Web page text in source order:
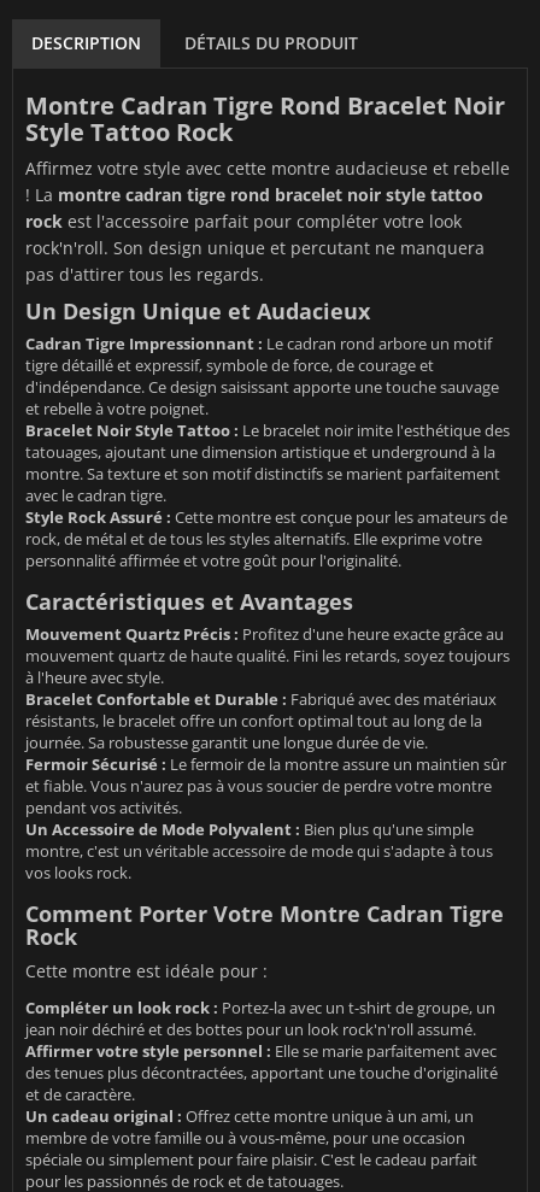
DESCRIPTION DÉTAILS DU PRODUIT
Montre Cadran Tigre Rond Bracelet Noir
Style Tattoo Rock
Affirmez votre style avec cette montre audacieuse et rebelle
! La montre cadran tigre rond bracelet noir style tattoo
rock est l'accessoire parfait pour compléter votre look
rock'n'roll. Son design unique et percutant ne manquera
pas d'attirer tous les regards.
Un Design Unique et Audacieux
Cadran Tigre Impressionnant : Le cadran rond arbore un motif
tigre détaillé et expressif, symbole de force, de courage et
d'indépendance. Ce design saisissant apporte une touche sauvage
et rebelle à votre poignet.
Bracelet Noir Style Tattoo : Le bracelet noir imite l'esthétique des
tatouages, ajoutant une dimension artistique et underground à la
montre. Sa texture et son motif distinctifs se marient parfaitement
avec le cadran tigre.
Style Rock Assuré : Cette montre est conçue pour les amateurs de
rock, de métal et de tous les styles alternatifs. Elle exprime votre
personnalité affirmée et votre goût pour l'originalité.
Caractéristiques et Avantages
Mouvement Quartz Précis : Profitez d'une heure exacte grâce au
mouvement quartz de haute qualité. Fini les retards, soyez toujours
à l'heure avec style.
Bracelet Confortable et Durable : Fabriqué avec des matériaux
résistants, le bracelet offre un confort optimal tout au long de la
journée. Sa robustesse garantit une longue durée de vie.
Fermoir Sécurisé : Le fermoir de la montre assure un maintien sûr
et fiable. Vous n'aurez pas à vous soucier de perdre votre montre
pendant vos activités.
Un Accessoire de Mode Polyvalent : Bien plus qu'une simple
montre, c'est un véritable accessoire de mode qui s'adapte à tous
vos looks rock.
Comment Porter Votre Montre Cadran Tigre
Rock
Cette montre est idéale pour :
Compléter un look rock : Portez-la avec un t-shirt de groupe, un
jean noir déchiré et des bottes pour un look rock'n'roll assumé.
Affirmer votre style personnel : Elle se marie parfaitement avec
des tenues plus décontractées, apportant une touche d'originalité
et de caractère.
Un cadeau original : Offrez cette montre unique à un ami, un
membre de votre famille ou à vous-même, pour une occasion
spéciale ou simplement pour faire plaisir. C'est le cadeau parfait
pour les passionnés de rock et de tatouages.